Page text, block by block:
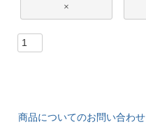
×
商品についてのお問い合わせ